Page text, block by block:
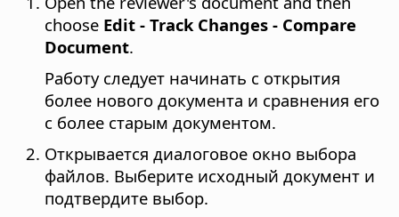
choose Edit - Track Changes - Compare
Document.
Работу следует начинать с открытия
более нового документа и сравнения его
с более старым документом.
Открывается диалоговое окно выбора
файлов. Выберите исходный документ и
подтвердите выбор.